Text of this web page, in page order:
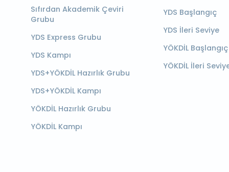
Sıfırdan Akademik Çeviri
Grubu
YDS Express Grubu
YDS Kampı
YDS+YÖKDİL Hazırlık Grubu
YDS+YÖKDİL Kampı
YÖKDİL Hazırlık Grubu
YÖKDİL Kampı
YDS Başlangıç
YDS İleri Seviye
YÖKDİL Başlangıç
YÖKDİL İleri